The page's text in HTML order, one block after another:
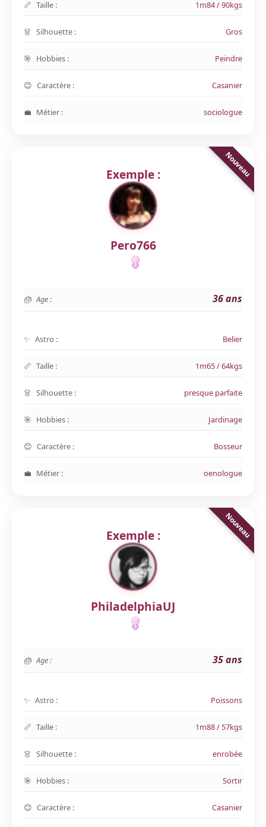
Taille : 1m84 / 90kgs
Silhouette : Gros
Hobbies : Peindre
Caractère : Casanier
Métier : sociologue
Exemple :
Pero766
Age : 36 ans
Astro : Belier
Taille : 1m65 / 64kgs
Silhouette : presque parfaite
Hobbies : Jardinage
Caractère : Bosseur
Métier : oenologue
Exemple :
PhiladelphiaUJ
Age : 35 ans
Astro : Poissons
Taille : 1m88 / 57kgs
Silhouette : enrobée
Hobbies : Sortir
Caractère : Casanier